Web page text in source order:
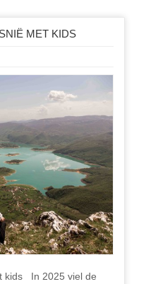
MET KIDS
kids In 2025 viel de